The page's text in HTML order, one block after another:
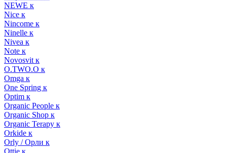
NEWE к
Nice к
Nincome к
Ninelle к
Nivea к
Note к
Novosvit к
O.TWO.O к
Omga к
One Spring к
Optim к
Organic People к
Organic Shop к
Organic Terapy к
Orkide к
Orly / Орли к